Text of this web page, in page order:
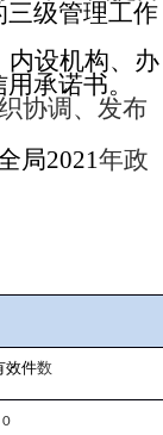
三级管理工作
内设机构、办
承诺书。
协调、发布
局2021年政
效件数
0